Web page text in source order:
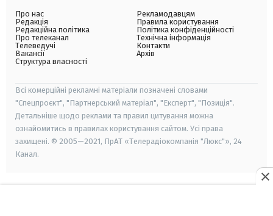
Про нас
Редакція
Редакційна політика
Про телеканал
Телеведучі
Вакансії
Структура власності
Рекламодавцям
Правила користування
Політика конфіденційності
Технічна інформація
Контакти
Архів
Всі комерційні рекламні матеріали позначені словами
"Спецпроєкт", "Партнерський матеріал", "Експерт", "Позиція".
Детальніше щодо реклами та правил цитування можна
ознайомитись в правилах користування сайтом. Усі права
захищені. © 2005—2021, ПрАТ «Телерадіокомпанія "Люкс"», 24
Канал.